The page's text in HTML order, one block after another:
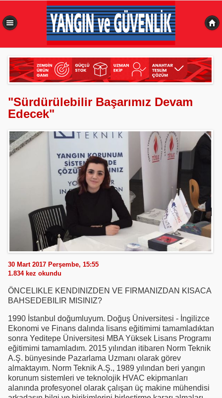
"Sürdürülebilir Başarımız Devam
Edecek"
30 Mart 2017 Perşembe, 15:55
1.834kez okundu
ÖNCELIKLE KENDINIZDEN VE FIRMANIZDAN KISACA
BAHSEDEBILIR MISINIZ?
1990 İstanbul doğumluyum. Doğuş Üniversitesi - İngilizce
Ekonomi ve Finans dalında lisans eğitimimi tamamladıktan
sonra Yeditepe Üniversitesi MBA Yüksek Lisans Programı
eğitimimi tamamladım. 2015 yılından itibaren Norm Teknik
A.Ş. bünyesinde Pazarlama Uzmanı olarak görev
almaktayım. Norm Teknik A.Ş., 1989 yılından beri yangın
korunum sistemleri ve teknolojik HVAC ekipmanları
alanında profesyonel olarak çalışan üç makine mühendisi
0,492 sn